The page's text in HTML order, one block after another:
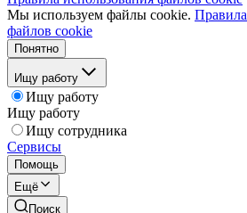
Мы используем файлы cookie.
файлов cookie
Понятно
Ищу работу
Ищу работу
Ищу работу
Ищу сотрудника
Сервисы
Помощь
Ещё
Поиск